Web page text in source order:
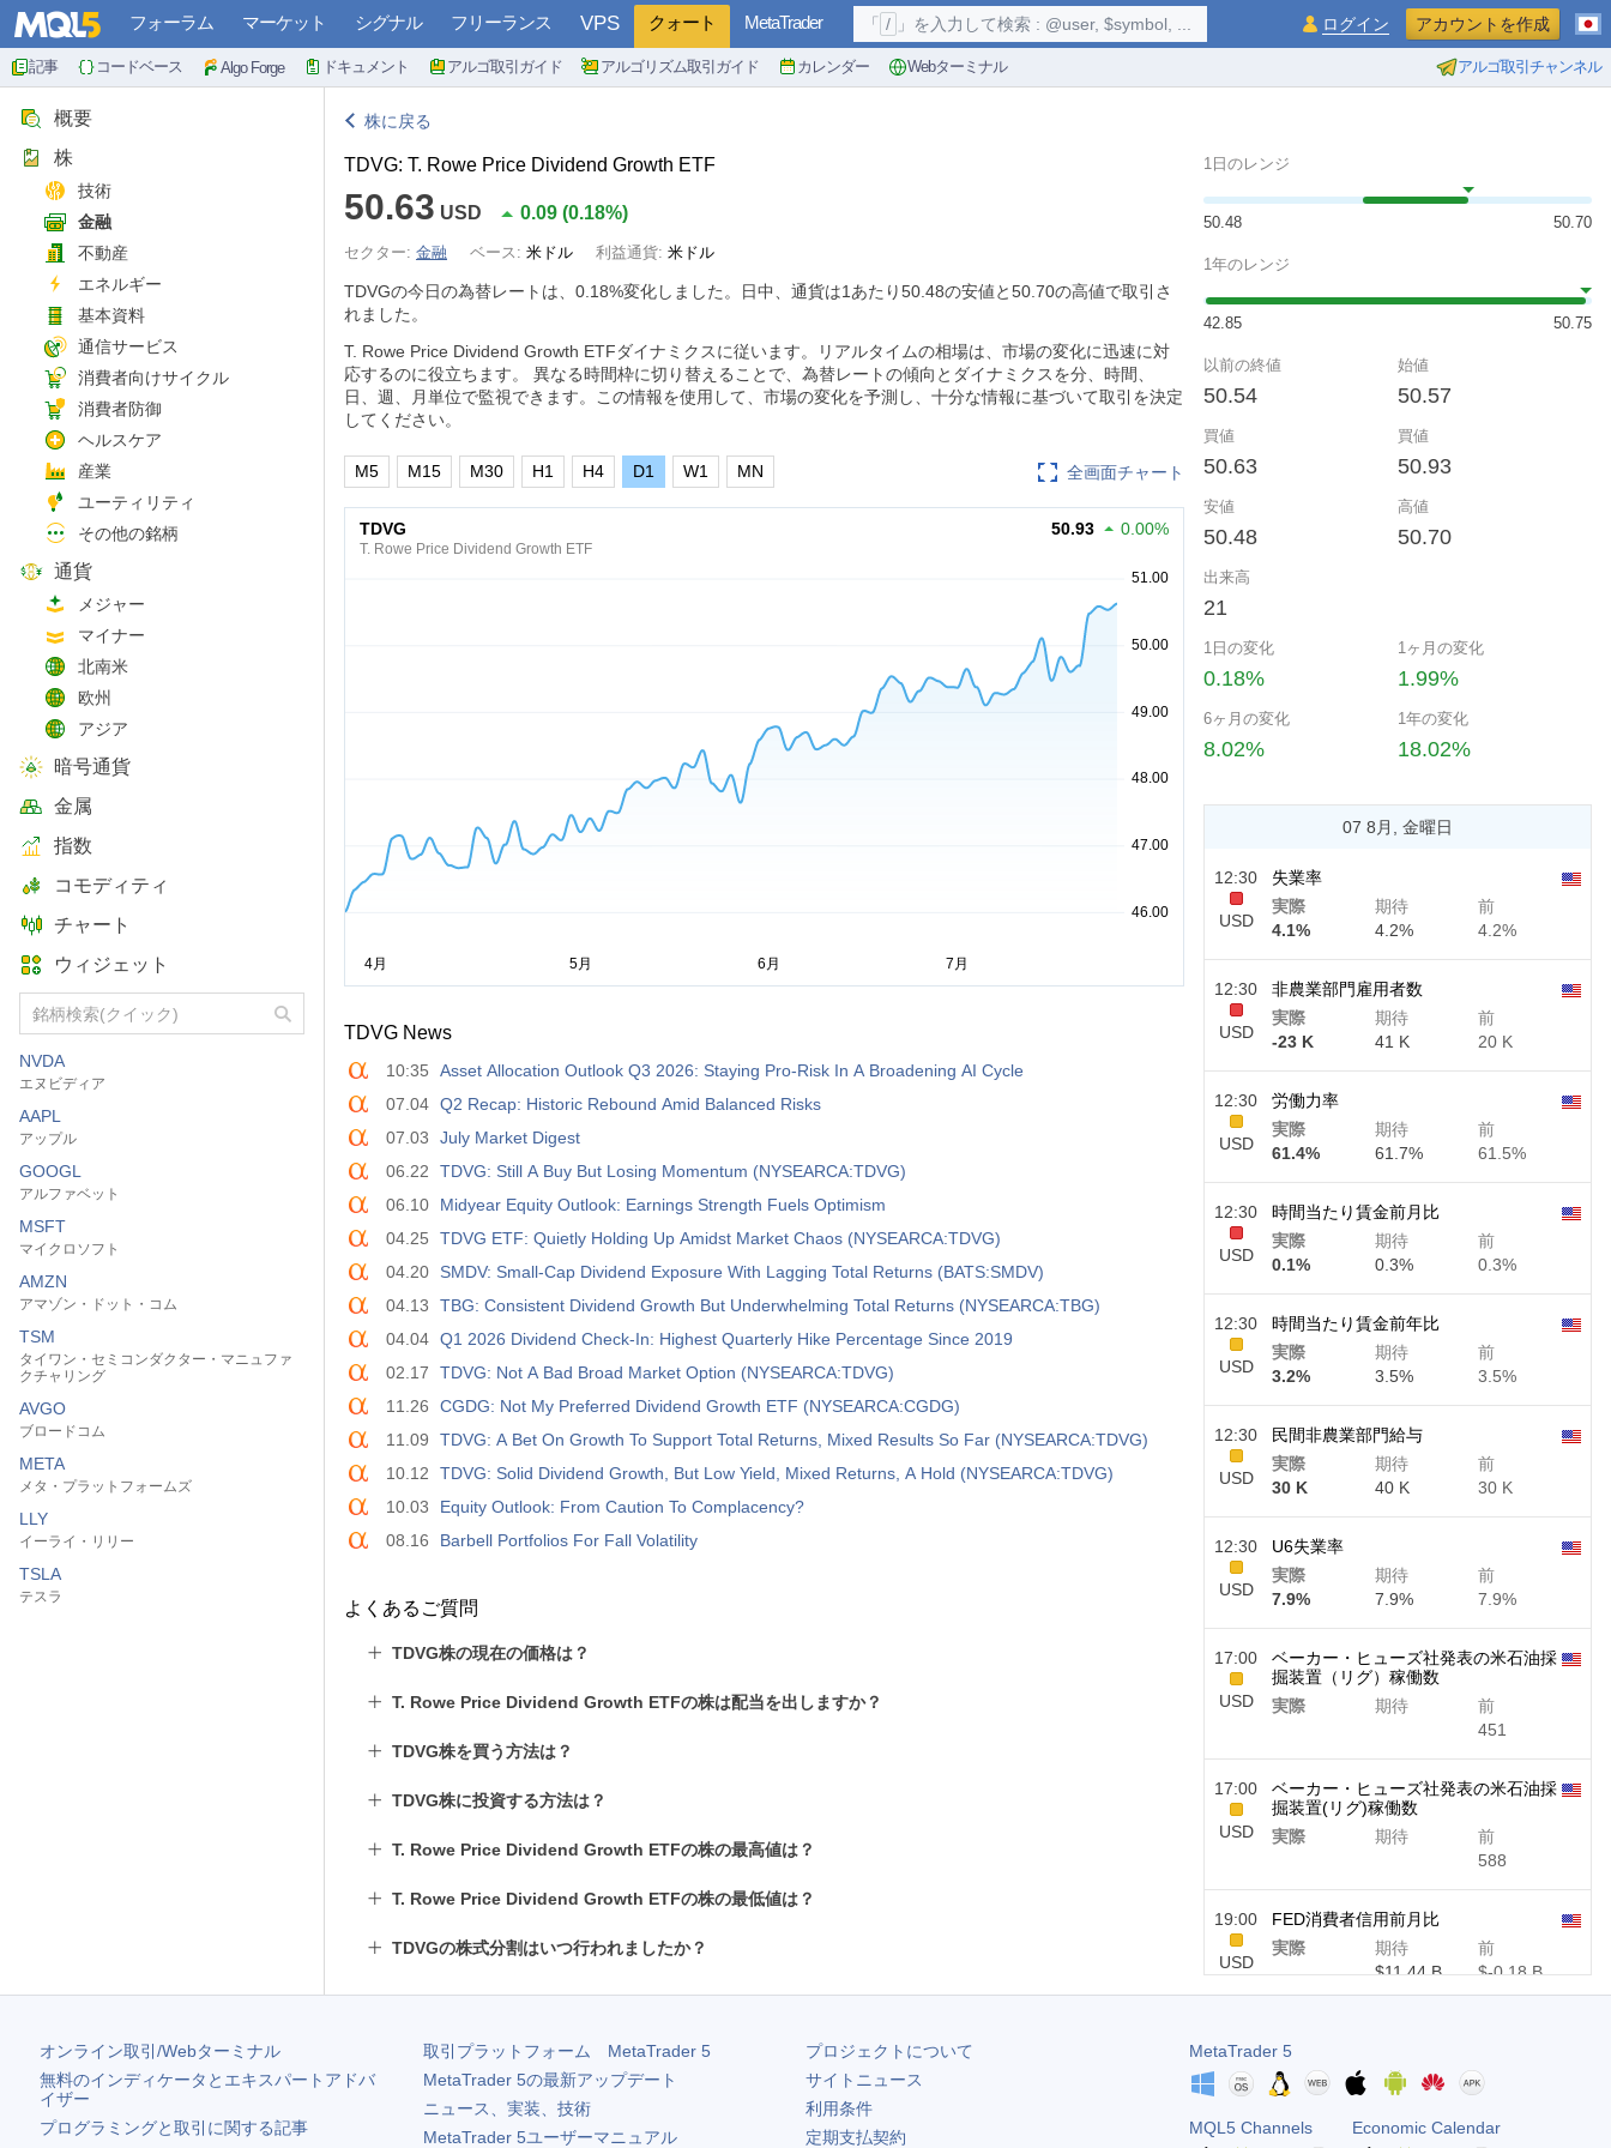
フォーラム マーケット シグナル フリーランス VPS クォート MetaTrader
記事 コードベース Algo Forge ドキュメント アルゴ取引ガイド アルゴリズム取引ガイド カレンダー Webターミナル アルゴ取引チャンネル
「 / 」を入力して検索 : @user, $symbol, ... ログイン アカウントを作成
概要
株
技術
金融
不動産
エネルギー
基本資料
通信サービス
消費者向けサイクル
消費者防御
ヘルスケア
産業
ユーティリティ
その他の銘柄
通貨
メジャー
マイナー
北南米
欧州
アジア
暗号通貨
金属
指数
コモディティ
チャート
ウィジェット
NVDA
エヌビディア
AAPL
アップル
GOOGL
アルファベット
MSFT
マイクロソフト
AMZN
アマゾン・ドット・コム
TSM
タイワン・セミコンダクター・マニュファ
クチャリング
AVGO
ブロードコム
META
メタ・プラットフォームズ
LLY
イーライ・リリー
TSLA
テスラ
株に戻る
TDVG: T. Rowe Price Dividend Growth ETF
50.63 USD 0.09 (0.18%)
セクター: 金融 ベース: 米ドル 利益通貨: 米ドル
TDVGの今日の為替レートは、 0.18%変化しました。日中、通貨は1あたり50.48の安値と50.70の高値で取引さ
れました。
T. Rowe Price Dividend Growth ETFダイナミクスに従います。リアルタイムの相場は、市場の変化に迅速に対
応するのに役立ちます。 異なる時間枠に切り替えることで、為替レートの傾向とダイナミクスを分、時間、
日、週、月単位で監視できます。この情報を使用して、市場の変化を予測し、十分な情報に基づいて取引を決定
してください。
全画面チャート
M5 M15 M30 H1 H4 D1 W1 MN
TDVG
T. Rowe Price Dividend Growth ETF
50.93 0.00%
TDVG News
10:35
Asset Allocation Outlook Q3 2026: Staying Pro-Risk In A Broadening AI Cycle
07.04 Q2 Recap: Historic Rebound Amid Balanced Risks
07.03
July Market Digest
06.22
TDVG: Still A Buy But Losing Momentum (NYSEARCA:TDVG)
06.10
Midyear Equity Outlook: Earnings Strength Fuels Optimism
04.25
TDVG ETF: Quietly Holding Up Amidst Market Chaos (NYSEARCA:TDVG)
04.20
SMDV: Small-Cap Dividend Exposure With Lagging Total Returns (BATS:SMDV)
04.13
TBG: Consistent Dividend Growth But Underwhelming Total Returns (NYSEARCA:TBG)
04.04 Q1 2026 Dividend Check-In: Highest Quarterly Hike Percentage Since 2019
02.17
TDVG: Not A Bad Broad Market Option (NYSEARCA:TDVG)
11.26
CGDG: Not My Preferred Dividend Growth ETF (NYSEARCA:CGDG)
11.09
TDVG: A Bet On Growth To Support Total Returns, Mixed Results So Far (NYSEARCA:TDVG)
10.12
TDVG: Solid Dividend Growth, But Low Yield, Mixed Returns, A Hold (NYSEARCA:TDVG)
10.03
Equity Outlook: From Caution To Complacency?
08.16
Barbell Portfolios For Fall Volatility
よくあるご質問
TDVG株の現在の価格は？
T. Rowe Price Dividend Growth ETFの株は配当を出しますか？
TDVG株を買う方法は？
TDVG株に投資する方法は？
T. Rowe Price Dividend Growth ETFの株の最高値は？
T. Rowe Price Dividend Growth ETFの株の最低値は？
TDVGの株式分割はいつ行われましたか？
1日のレンジ
50.48 50.70
1年のレンジ
42.85 50.75
以前の終値
50.54
始値
50.57
買値
50.63
買値
50.93
安値
50.48
高値
50.70
出来高
21
1日の変化
0.18%
1ヶ月の変化
1.99%
6ヶ月の変化
8.02%
1年の変化
18.02%
07 8月, 金曜日
12:30
USD
失業率
実際
4.1%
期待
4.2%
前
4.2%
12:30
USD
非農業部門雇用者数
実際
-23 K
期待
41 K
前
20 K
12:30
USD
労働力率
実際
61.4%
期待
61.7%
前
61.5%
12:30
USD
時間当たり賃金前月比
実際
0.1%
期待
0.3%
前
0.3%
12:30
USD
時間当たり賃金前年比
実際
3.2%
期待
3.5%
前
3.5%
12:30
USD
民間非農業部門給与
実際
30 K
期待
40 K
前
30 K
12:30
USD
U6失業率
実際
7.9%
期待
7.9%
前
7.9%
17:00
USD
ベーカー・ヒューズ社発表の米石油採
掘装置（リグ）稼働数
実際
期待
前
451
17:00
USD
ベーカー・ヒューズ社発表の米石油採
掘装置(リグ)稼働数
実際
期待
前
588
19:00
USD
FED消費者信用前月比
実際
期待
$​11.44 B
前
$​-0.18 B
USD
実際
182.1 K
オンライン取引/Webターミナル
無料のインディケータとエキスパートアドバ
イザー
プログラミングと取引に関する記事
取引プラットフォーム MetaTrader 5
MetaTrader 5の最新アップデート
ニュース、実装、技術
MetaTrader 5ユーザーマニュアル
プロジェクトについて
サイトニュース
利用条件
定期支払契約
MetaTrader 5
MQL5 Channels Economic Calendar